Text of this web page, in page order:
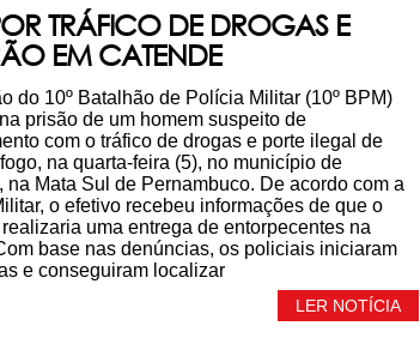
TRÁFICO DE DROGAS E
EM CATENDE
do 10º Batalhão de Polícia Militar (10º BPM)
prisão de um homem suspeito de
com o tráfico de drogas e porte ilegal de
na quarta-feira (5), no município de
na Mata Sul de Pernambuco. De acordo com a
o efetivo recebeu informações de que o
uma entrega de entorpecentes na
base nas denúncias, os policiais iniciaram
e conseguiram localizar
LER NOTÍCIA